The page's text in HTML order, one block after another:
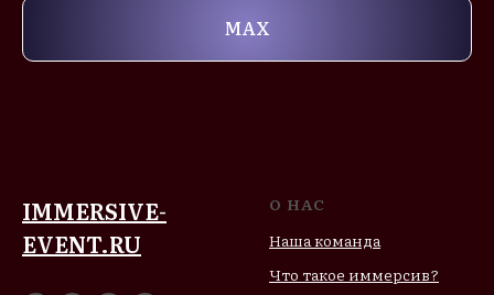
MAX
IMMERSIVE-
EVENT.RU
О НАС
Наша команда
Что такое иммерсив?